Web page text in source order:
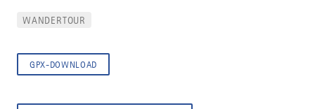
WANDERTOUR
GPX-DOWNLOAD